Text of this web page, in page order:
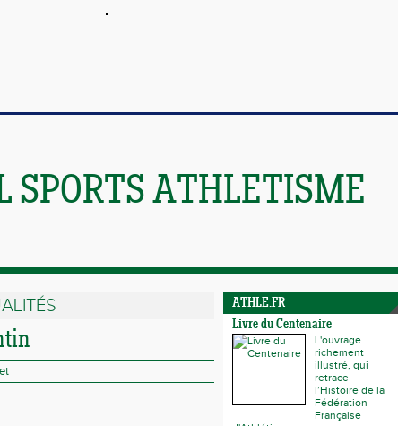
SPORTS ATHLETISME
ATHLE.FR
Livre du Centenaire
L'ouvrage
richement
illustré, qui
retrace
l’Histoire de la
Fédération
Française